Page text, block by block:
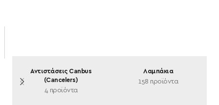
Αντιστάσεις Canbus
(Cancelers)
4 προϊόντα
Λαμπάκια
158 προϊόντα